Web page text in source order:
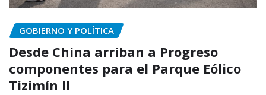
GOBIERNO Y POLÍTICA
Desde China arriban a Progreso
componentes para el Parque Eólico
Tizimín II